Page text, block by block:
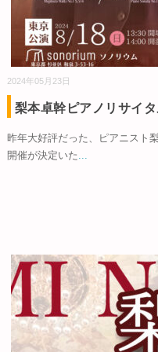
2024年05月23日
梨本卓幹ピアノリサイ
昨年大好評だった、ピアニスト
開催が決定いた...